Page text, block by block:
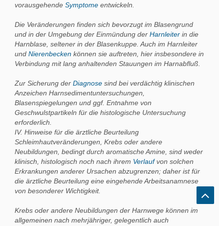
vorausgehende Symptome entwickeln.
Die Veränderungen finden sich bevorzugt im Blasengrund
und in der Umgebung der Einmündung der Harnleiter in die
Harnblase, seltener in der Blasenkuppe. Auch im Harnleiter
und Nierenbecken können sie auftreten, hier insbesondere in
Verbindung mit lang anhaltenden Stauungen im Harnabfluß.
Zur Sicherung der Diagnose sind bei verdächtig klinischen
Anzeichen Harnsedimentuntersuchungen,
Blasenspiegelungen und ggf. Entnahme von
Geschwulstpartikeln für die histologische Untersuchung
erforderlich.
IV. Hinweise für die ärztliche Beurteilung
Schleimhautveränderungen, Krebs oder andere
Neubildungen, bedingt durch aromatische Amine, sind weder
klinisch, histologisch noch nach ihrem Verlaufvon solchen
Erkrankungen anderer Ursachen abzugrenzen; daher ist für
die ärztliche Beurteilung eine eingehende Arbeitsanamnese
von besonderer Wichtigkeit.
Krebs oder andere Neubildungen der Harnwege können im
allgemeinen nach mehrjähriger, gelegentlich auch